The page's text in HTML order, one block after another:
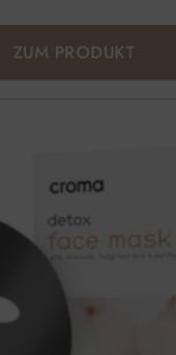
ZUM PRODUKT